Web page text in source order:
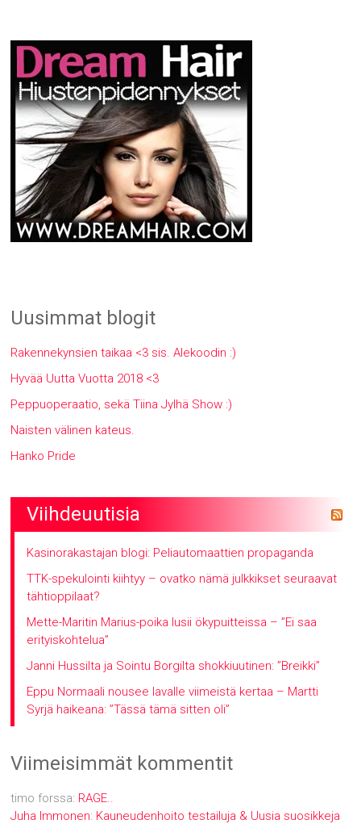
Uusimmat blogit
Rakennekynsien taikaa <3 sis. Alekoodin :)
Hyvää Uutta Vuotta 2018 <3
Peppuoperaatio, sekä Tiina Jylhä Show :)
Naisten välinen kateus.
Hanko Pride
Viihdeuutisia
Kasinorakastajan blogi: Peliautomaattien propaganda
TTK-spekulointi kiihtyy – ovatko nämä julkkikset seuraavat
tähtioppilaat?
Mette-Maritin Marius-poika lusii ökypuitteissa – ”Ei saa
erityiskohtelua”
Janni Hussilta ja Sointu Borgilta shokkiuutinen: ”Breikki”
Eppu Normaali nousee lavalle viimeistä kertaa – Martti
Syrjä haikeana: ”Tässä tämä sitten oli”
Viimeisimmät kommentit
timo forssa: RAGE..
Juha Immonen: Kauneudenhoito testailuja & Uusia suosikkeja